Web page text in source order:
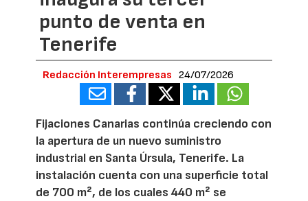
punto de venta en
Tenerife
Redacción Interempresas 24/07/2026
Fijaciones Canarias continúa creciendo con
la apertura de un nuevo suministro
industrial en Santa Úrsula, Tenerife. La
instalación cuenta con una superficie total
de 700 m², de los cuales 440 m² se